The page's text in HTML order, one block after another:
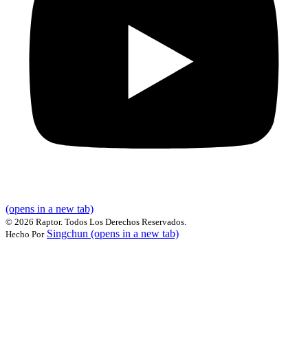
(opens in a new tab)
© 2026 Raptor. Todos Los Derechos Reservados.
Hecho Por Singchun (opens in a new tab)